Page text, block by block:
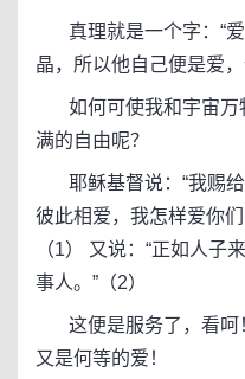
真理就是一个字：“爱
晶，所以他自己便是爱，
如何可使我和宇宙万
满的自由呢？
耶稣基督说：“我赐给
彼此相爱，我怎样爱你
（1） 又说：“正如人子
事人。”（2）
这便是服务了，看呵
又是何等的爱！